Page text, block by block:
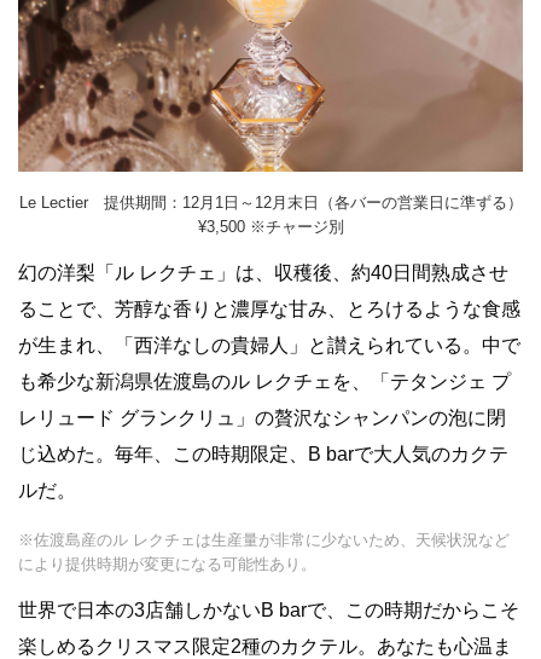
Le Lectier 提供期間：12月1日～12月末日（各バーの営業日に準ずる）
¥3,500 ※チャージ別
幻の洋梨「ル レクチェ」は、収穫後、約40日間熟成させ
ることで、芳醇な香りと濃厚な甘み、とろけるような食感
が生まれ、「西洋なしの貴婦人」と讃えられている。中で
も希少な新潟県佐渡島のル レクチェを、「テタンジェ プ
レリュード グランクリュ」の贅沢なシャンパンの泡に閉
じ込めた。毎年、この時期限定、B barで大人気のカクテ
ルだ。
※佐渡島産のル レクチェは生産量が非常に少ないため、天候状況など
により提供時期が変更になる可能性あり。
世界で日本の3店舗しかないB barで、この時期だからこそ
楽しめるクリスマス限定2種のカクテル。あなたも心温ま